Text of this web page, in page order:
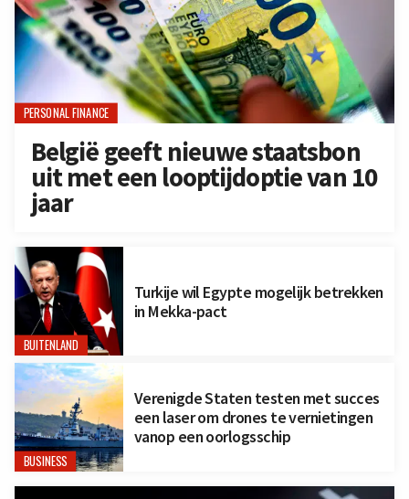
PERSONAL FINANCE
België geeft nieuwe staatsbon
uit met een looptijdoptie van 10
jaar
BUITENLAND
Turkije wil Egypte mogelijk betrekken
in Mekka-pact
BUSINESS
Verenigde Staten testen met succes
een laser om drones te vernietingen
vanop een oorlogsschip